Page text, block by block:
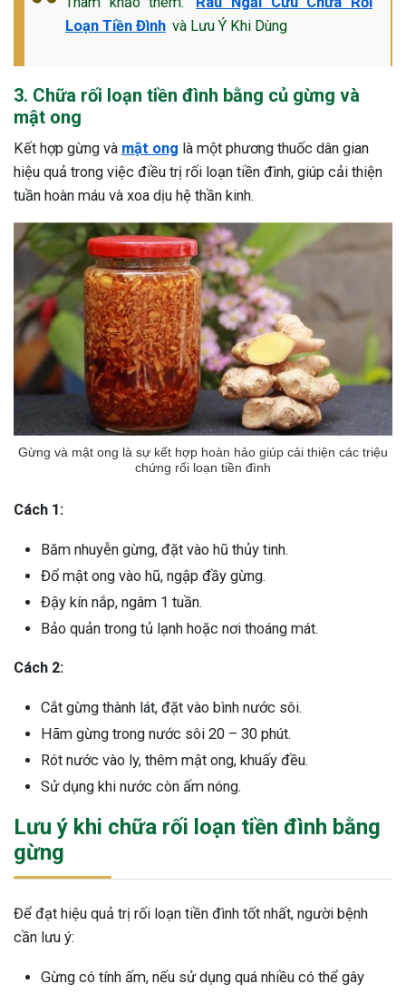
Loạn Tiền Đình và Lưu Ý Khi Dùng
3. Chữa rối loạn tiền đình bằng củ gừng và
mật ong
Kết hợp gừng và mật ong là một phương thuốc dân gian
hiệu quả trong việc điều trị rối loạn tiền đình, giúp cải thiện
tuần hoàn máu và xoa dịu hệ thần kinh.
Gừng và mật ong là sự kết hợp hoàn hảo giúp cải thiện các triệu
chứng rối loạn tiền đình
Cách 1:
Băm nhuyễn gừng, đặt vào hũ thủy tinh.
Đổ mật ong vào hũ, ngập đầy gừng.
Đậy kín nắp, ngâm 1 tuần.
Bảo quản trong tủ lạnh hoặc nơi thoáng mát.
Cách 2:
Cắt gừng thành lát, đặt vào bình nước sôi.
Hãm gừng trong nước sôi 20 – 30 phút.
Rót nước vào ly, thêm mật ong, khuấy đều.
Sử dụng khi nước còn ấm nóng.
Lưu ý khi chữa rối loạn tiền đình bằng
gừng
Để đạt hiệu quả trị rối loạn tiền đình tốt nhất, người bệnh
cần lưu ý:
Gừng có tính ấm, nếu sử dụng quá nhiều có thể gây